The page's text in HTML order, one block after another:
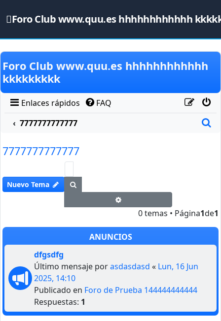
Foro Club www.quu.es hhhhhhhhhhhh
Obviar
Foro Club www.quu.es hhhhhhhhhhhh
kkkkkkkkk
Enlaces rápidos
FAQ
7777777777777
7777777777777
Nuevo Tema
0 temas • Página1de1
ANUNCIOS
dfgsdfg
Último mensaje porasdasdasd « Lun, 16 Jun
2025, 14:10
Publicado en Foro de Prueba 144444444444
Respuestas: 1